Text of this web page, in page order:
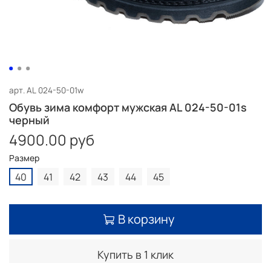
арт.AL 024-50-01w
Обувь зима комфорт мужская AL 024-50-01s
черный
4900.00 руб
Размер
40 41 42 43 44 45
В корзину
Купить в 1 клик